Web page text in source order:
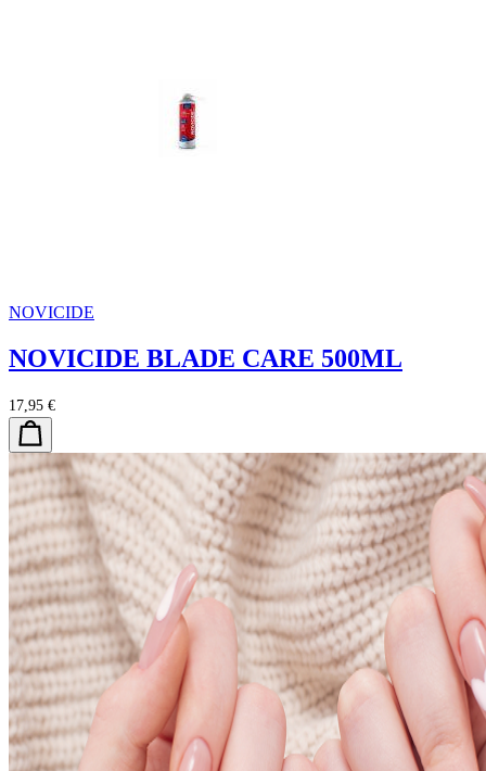
NOVICIDE
NOVICIDE BLADE CARE 500ML
17,95 €